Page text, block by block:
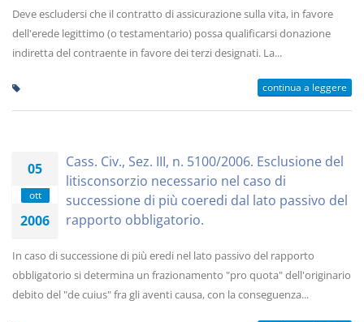
Deve escludersi che il contratto di assicurazione sulla vita, in favore
dell'erede legittimo (o testamentario) possa qualificarsi donazione
indiretta del contraente in favore dei terzi designati. La...
continua a leggere
05
ott
2006
Cass. Civ., Sez. III, n. 5100/2006. Esclusione del
litisconsorzio necessario nel caso di
successione di più coeredi dal lato passivo del
rapporto obbligatorio.
In caso di successione di più eredi nel lato passivo del rapporto
obbligatorio si determina un frazionamento "pro quota" dell'originario
debito del "de cuius" fra gli aventi causa, con la conseguenza...